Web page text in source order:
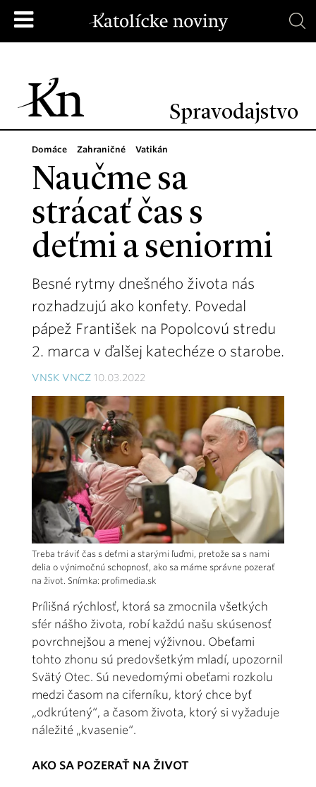
Spravodajstvo
Domáce Zahraničné Vatikán
Naučme sa
strácať čas s
deťmi a seniormi
Besné rytmy dnešného života nás
rozhadzujú ako konfety. Povedal
pápež František na Popolcovú stredu
2. marca v ďalšej katechéze o starobe.
VNSK VNCZ 10.03.2022
Treba tráviť čas s deťmi a starými ľuďmi, pretože sa s nami
delia o výnimočnú schopnosť, ako sa máme správne pozerať
na život. Snímka: profimedia.sk
Prílišná rýchlosť, ktorá sa zmocnila všetkých
sfér nášho života, robí každú našu skúsenosť
povrchnejšou a menej výživnou. Obeťami
tohto zhonu sú predovšetkým mladí, upozornil
Svätý Otec. Sú nevedomými obeťami rozkolu
medzi časom na ciferníku, ktorý chce byť
„odkrútený“, a časom života, ktorý si vyžaduje
náležité „kvasenie“.
AKO SA POZERAŤ NA ŽIVOT